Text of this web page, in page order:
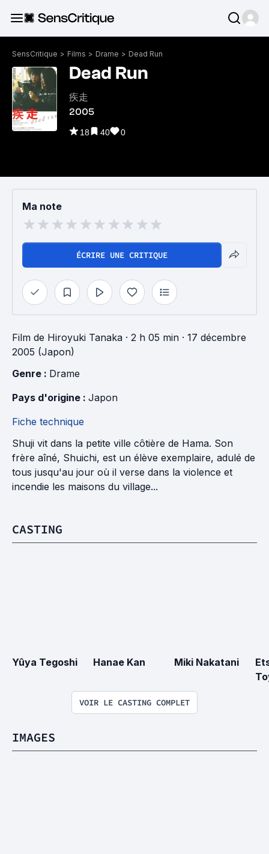
SensCritique > Films > Drame > Dead Run
Dead Run
疾走
2005
18 40 0
Ma note
ÉCRIRE UNE CRITIQUE
Film de Hiroyuki Tanaka · 2 h 05 min · 17 décembre
2005 (Japon)
Genre : Drame
Pays d'origine : Japon
Fiche technique
Shuji vit dans la petite ville côtière de Hama. Son
frère aîné, Shuichi, est un élève exemplaire, adulé de
tous jusqu'au jour où il verse dans la violence et
incendie les maisons du village...
CASTING
Yûya Tegoshi Hanae Kan Miki Nakatani
VOIR LE CASTING COMPLET
IMAGES